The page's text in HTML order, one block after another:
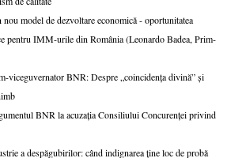
model de dezvoltare economică - oportunitatea
pentru IMM-urile din România (Leonardo Badea, Prim-
viceguvernator BNR: Despre „coincidența divină” și
BNR la acuzația Consiliului Concurenței privind
a despăgubirilor: când indignarea ține loc de probă